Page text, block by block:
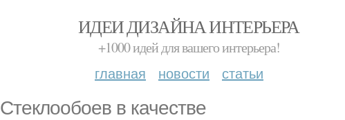
ИДЕИ ДИЗАЙНА ИНТЕРЬЕРА
+1000 идей для вашего интерьера!
главная новости статьи
Стеклообоев в качестве